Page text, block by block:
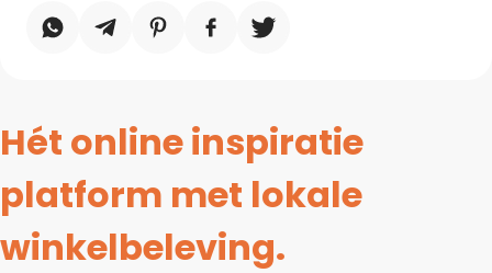
Hét online inspiratie
platform met lokale
winkelbeleving.